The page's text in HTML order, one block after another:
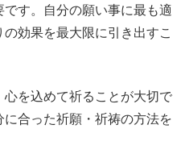
す。自分の願い事に最も適
効果を最大限に引き出すこ
を込めて祈ることが大切で
合った祈願・祈祷の方法を